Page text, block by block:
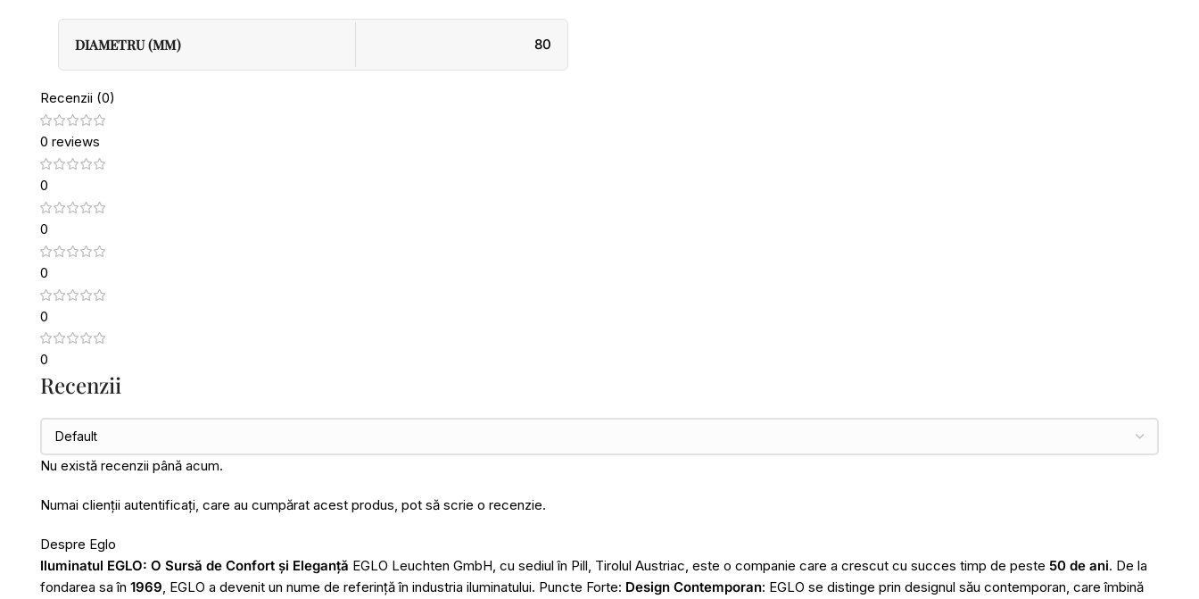
DIAMETRU (MM) 80
Recenzii (0)
0 reviews
0
0
0
0
0
Recenzii
Nu există recenzii până acum.
Numai clienții autentificați, care au cumpărat acest produs, pot să scrie o recenzie.
Despre Eglo
Iluminatul EGLO: O Sursă de Confort și Eleganță EGLO Leuchten GmbH, cu sediul în Pill, Tirolul Austriac, este o companie care a crescut cu succes timp de peste 50 de ani. De la
fondarea sa în 1969, EGLO a devenit un nume de referință în industria iluminatului. Puncte Forte: Design Contemporan: EGLO se distinge prin designul său contemporan, care îmbină